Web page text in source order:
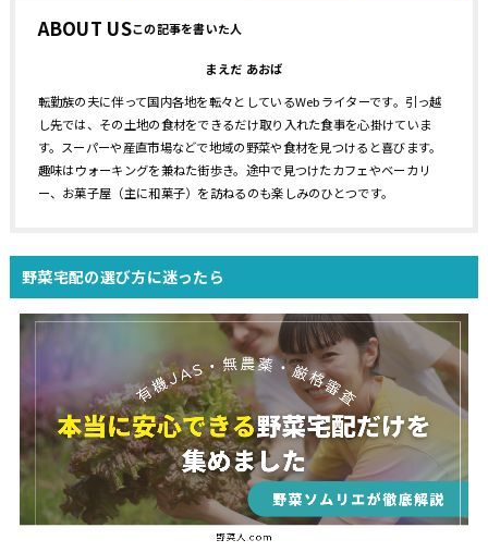
ABOUT US
まえだ あおば
転勤族の夫に伴って国内各地を転々としているWebライターです。引っ越
し先では、その土地の食材をできるだけ取り入れた食事を心掛けていま
す。スーパーや産直市場などで地域の野菜や食材を見つけると喜びます。
趣味はウォーキングを兼ねた街歩き。途中で見つけたカフェやベーカリ
ー、お菓子屋（主に和菓子）を訪ねるのも楽しみのひとつです。
野菜宅配の選び方に迷ったら